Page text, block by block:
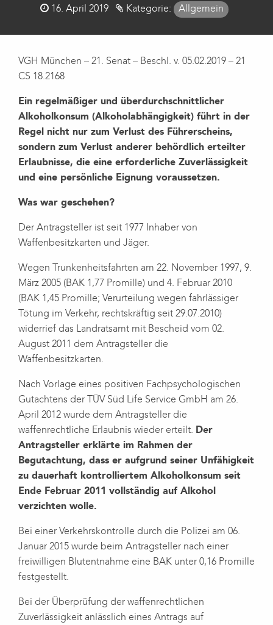
Posted
16. April 2019 Kategorie: Allgemein
VGH München – 21. Senat – Beschl. v. 05.02.2019 – 21
CS 18.2168
Ein regelmäßiger und überdurchschnittlicher
Alkoholkonsum (Alkoholabhängigkeit) führt in der
Regel nicht nur zum Verlust des Führerscheins,
sondern zum Verlust anderer behördlich erteilter
Erlaubnisse, die eine erforderliche Zuverlässigkeit
und eine persönliche Eignung voraussetzen.
Was war geschehen?
Der Antragsteller ist seit 1977 Inhaber von
Waffenbesitzkarten und Jäger.
Wegen Trunkenheitsfahrten am 22. November 1997, 9.
März 2005 (BAK 1,77 Promille) und 4. Februar 2010
(BAK 1,45 Promille; Verurteilung wegen fahrlässiger
Tötung im Verkehr, rechtskräftig seit 29.07.2010)
widerrief das Landratsamt mit Bescheid vom 02.
August 2011 dem Antragsteller die
Waffenbesitzkarten.
Nach Vorlage eines positiven Fachpsychologischen
Gutachtens der TÜV Süd Life Service GmbH am 26.
April 2012 wurde dem Antragsteller die
waffenrechtliche Erlaubnis wieder erteilt. Der
Antragsteller erklärte im Rahmen der
Begutachtung, dass er aufgrund seiner Unfähigkeit
zu dauerhaft kontrolliertem Alkoholkonsum seit
Ende Februar 2011 vollständig auf Alkohol
verzichten wolle.
Bei einer Verkehrskontrolle durch die Polizei am 06.
Januar 2015 wurde beim Antragsteller nach einer
freiwilligen Blutentnahme eine BAK unter 0,16 Promille
festgestellt.
Bei der Überprüfung der waffenrechtlichen
Zuverlässigkeit anlässlich eines Antrags auf